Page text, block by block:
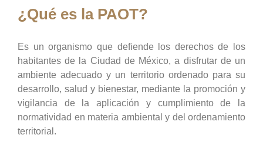
¿Qué es la PAOT?
Es un organismo que defiende los derechos de los
habitantes de la Ciudad de México, a disfrutar de un
ambiente adecuado y un territorio ordenado para su
desarrollo, salud y bienestar, mediante la promoción y
vigilancia de la aplicación y cumplimiento de la
normatividad en materia ambiental y del ordenamiento
territorial.